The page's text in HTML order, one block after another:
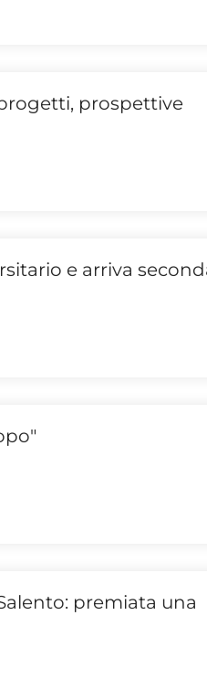
prospettive
e arriva
premiata una